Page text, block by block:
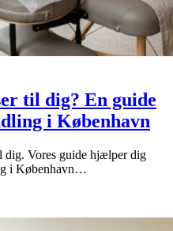
til dig? En guide
i København
dig. Vores guide hjælper dig
i København…